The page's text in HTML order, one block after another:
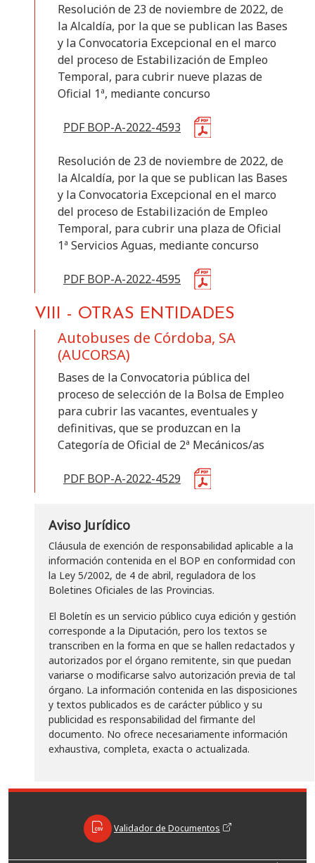
Resolución de 23 de noviembre de 2022, de
la Alcaldía, por la que se publican las Bases
y la Convocatoria Excepcional en el marco
del proceso de Estabilización de Empleo
Temporal, para cubrir nueve plazas de
Oficial 1ª, mediante concurso
PDF BOP-A-2022-4593
Resolución de 23 de noviembre de 2022, de
la Alcaldía, por la que se publican las Bases
y la Convocatoria Excepcional en el marco
del proceso de Estabilización de Empleo
Temporal, para cubrir una plaza de Oficial
1ª Servicios Aguas, mediante concurso
PDF BOP-A-2022-4595
VIII - OTRAS ENTIDADES
Autobuses de Córdoba, SA
(AUCORSA)
Bases de la Convocatoria pública del
proceso de selección de la Bolsa de Empleo
para cubrir las vacantes, eventuales y
definitivas, que se produzcan en la
Categoría de Oficial de 2ª Mecánicos/as
PDF BOP-A-2022-4529
Aviso Jurídico
Cláusula de exención de responsabilidad aplicable a la
información contenida en el BOP en conformidad con
la Ley 5/2002, de 4 de abril, reguladora de los
Boletines Oficiales de las Provincias.
El Boletín es un servicio público cuya edición y gestión
corresponde a la Diputación, pero los textos se
transcriben en la forma en que se hallen redactados y
autorizados por el órgano remitente, sin que puedan
variarse o modificarse salvo autorización previa de tal
órgano. La información contenida en las disposiciones
y textos publicados es de carácter público y su
publicidad es responsabilidad del firmante del
documento. No ofrece necesariamente información
exhaustiva, completa, exacta o actualizada.
Validador de Documentos